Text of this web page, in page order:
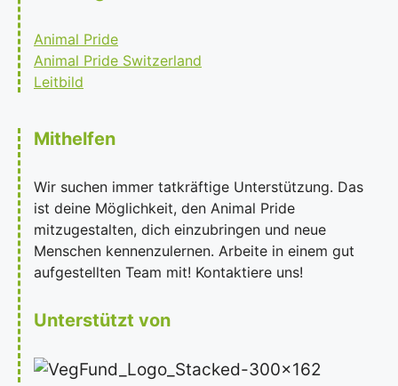
Animal Pride
Animal Pride Switzerland
Leitbild
Mithelfen
Wir suchen immer tatkräftige Unterstützung. Das
ist deine Möglichkeit, den Animal Pride
mitzugestalten, dich einzubringen und neue
Menschen kennenzulernen. Arbeite in einem gut
aufgestellten Team mit! Kontaktiere uns!
Unterstützt von